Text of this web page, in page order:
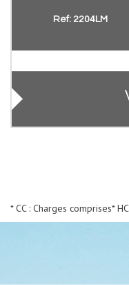
Ref: 2204LM
* CC : Charges comprises*